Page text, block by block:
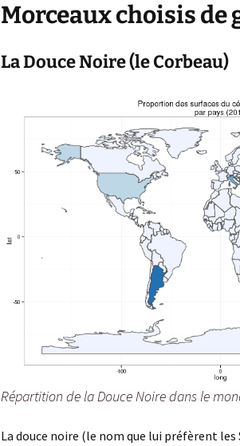
Morceaux choisis de
La Douce Noire (le Corbeau)
Répartition de la Douce Noire dans le
La douce noire (le nom que lui préfèrent les